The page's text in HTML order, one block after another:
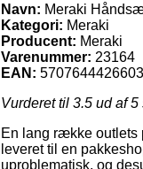
Navn: Meraki
Kategori: Meraki
Producent: Meraki
Varenummer: 23164
EAN: 5707644426603
Vurderet til 3.5 ud af 5
En lang række outlets
leveret til en
uproblematisk, og